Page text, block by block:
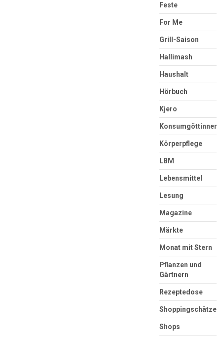
Feste
For Me
Grill-Saison
Hallimash
Haushalt
Hörbuch
Kjero
Konsumgöttinnen
Körperpflege
LBM
Lebensmittel
Lesung
Magazine
Märkte
Monat mit Stern
Pflanzen und
Gärtnern
Rezeptedose
Shoppingschätze
Shops